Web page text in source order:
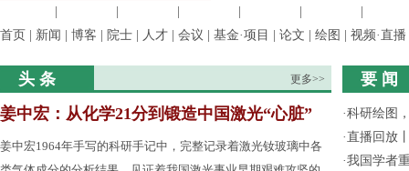
首页
新闻 博客 院士 人才 会议 基金·项目 论文 绘图 视频·直播
头 条 更多>>
姜中宏：从化学21分到锻造中国激光“心脏”
姜中宏1964年手写的科研手记中，完整记录着激光钕玻璃中各
要 闻
·科研绘图
·直播回放
·我国学者